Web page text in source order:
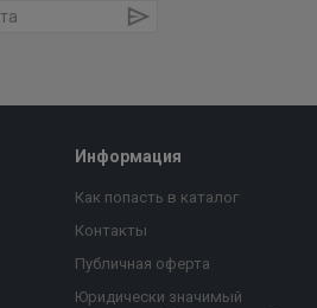
Информация
Как попасть в каталог
Контакты
Публичная оферта
Юридически значимый